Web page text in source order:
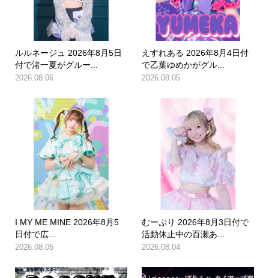
ルルネージュ 2026年8月5日
付で渚一夏がグルー...
2026.08.06
えすれある 2026年8月4日付
で乙葉ゆめかがグル...
2026.08.05
I MY ME MINE 2026年8月5
日付で広...
2026.08.05
むーぷり 2026年8月3日付で
活動休止中の百瀬あ...
2026.08.04